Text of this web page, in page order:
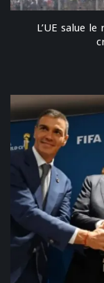
L’UE salue